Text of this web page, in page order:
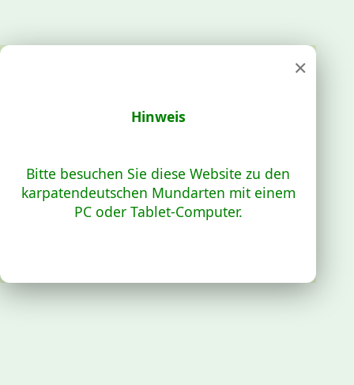
×
Hinweis
Bitte besuchen Sie diese Website zu den
karpatendeutschen Mundarten mit einem
PC oder Tablet-Computer.